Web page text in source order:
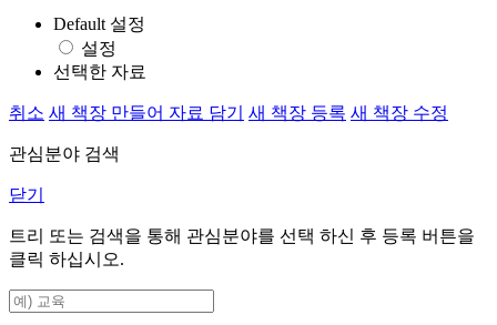
Default 설정
설정
선택한 자료
취소 새 책장 만들어 자료 담기 새 책장 등록 새 책장 수정
관심분야 검색
닫기
트리 또는 검색을 통해 관심분야를 선택 하신 후 등록 버튼을
클릭 하십시오.